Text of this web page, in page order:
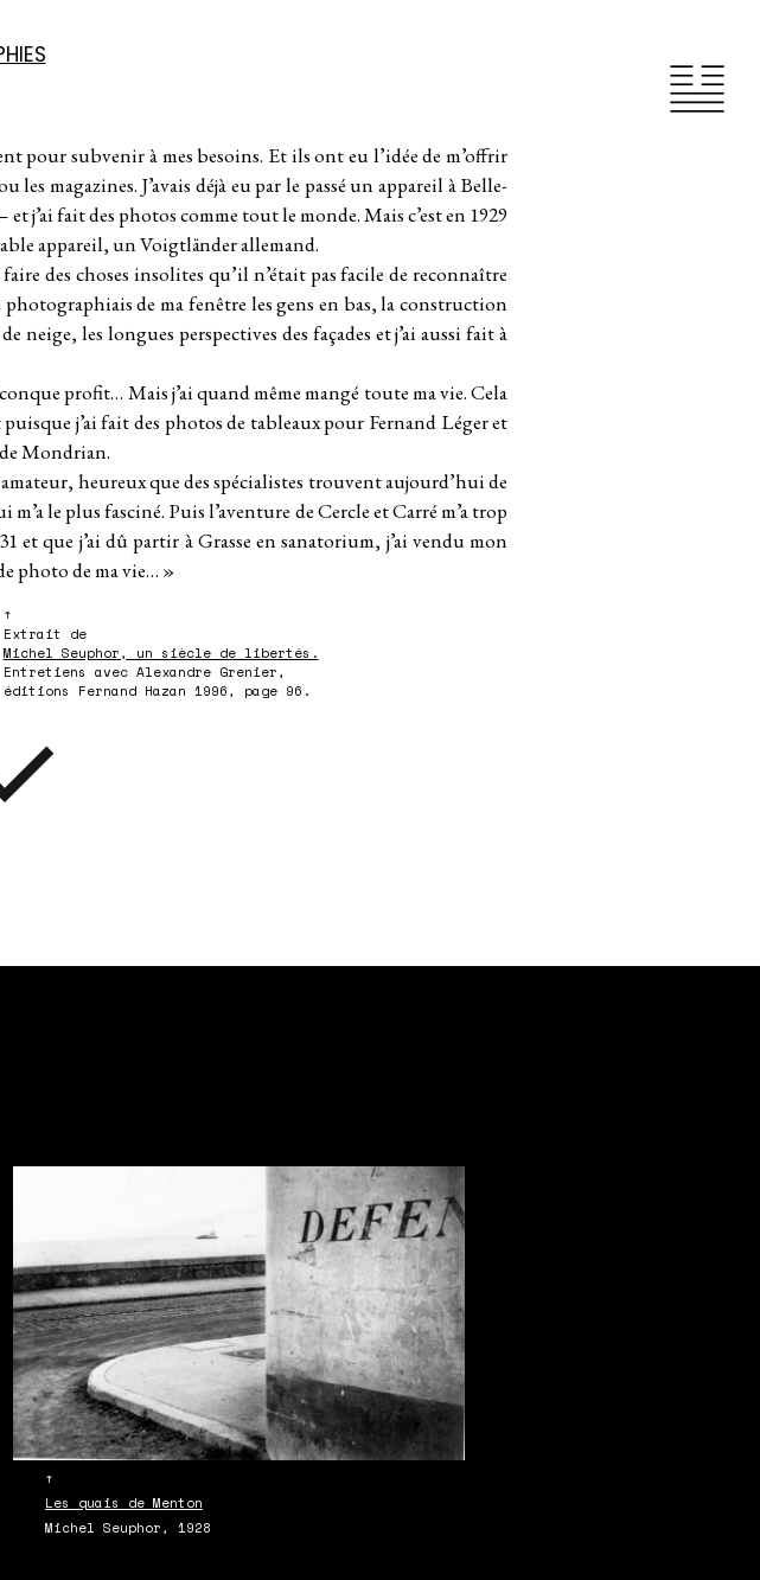
pour subvenir à mes besoins. Et ils ont eu l’idée de m’offrir
magazines. J’avais déjà eu par le passé un appareil à Belle-
j’ai fait des photos comme tout le monde. Mais c’est en 1929
appareil, un Voigtländer allemand.
des choses insolites qu’il n’était pas facile de reconnaître
photographiais de ma fenêtre les gens en bas, la construction
les longues perspectives des façades et j’ai aussi fait à
profit… Mais j’ai quand même mangé toute ma vie. Cela
j’ai fait des photos de tableaux pour Fernand Léger et
Mondrian.
heureux que des spécialistes trouvent aujourd’hui de
le plus fasciné. Puis l’aventure de Cercle et Carré m’a trop
et que j’ai dû partir à Grasse en sanatorium, j’ai vendu mon
photo de ma vie… »
↑
Extrait de
Michel Seuphor, un siècle de libertés.
Entretiens avec Alexandre Grenier,
éditions Fernand Hazan 1996, page 96.
↑
Les quais de Menton
Michel Seuphor, 1928